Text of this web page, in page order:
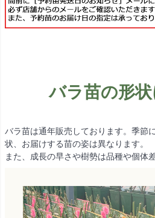
バラ苗の形
バラ苗は通年販売しております。季節
状、お届けする苗の姿は異なります。
また、成長の早さや樹勢は品種や個体